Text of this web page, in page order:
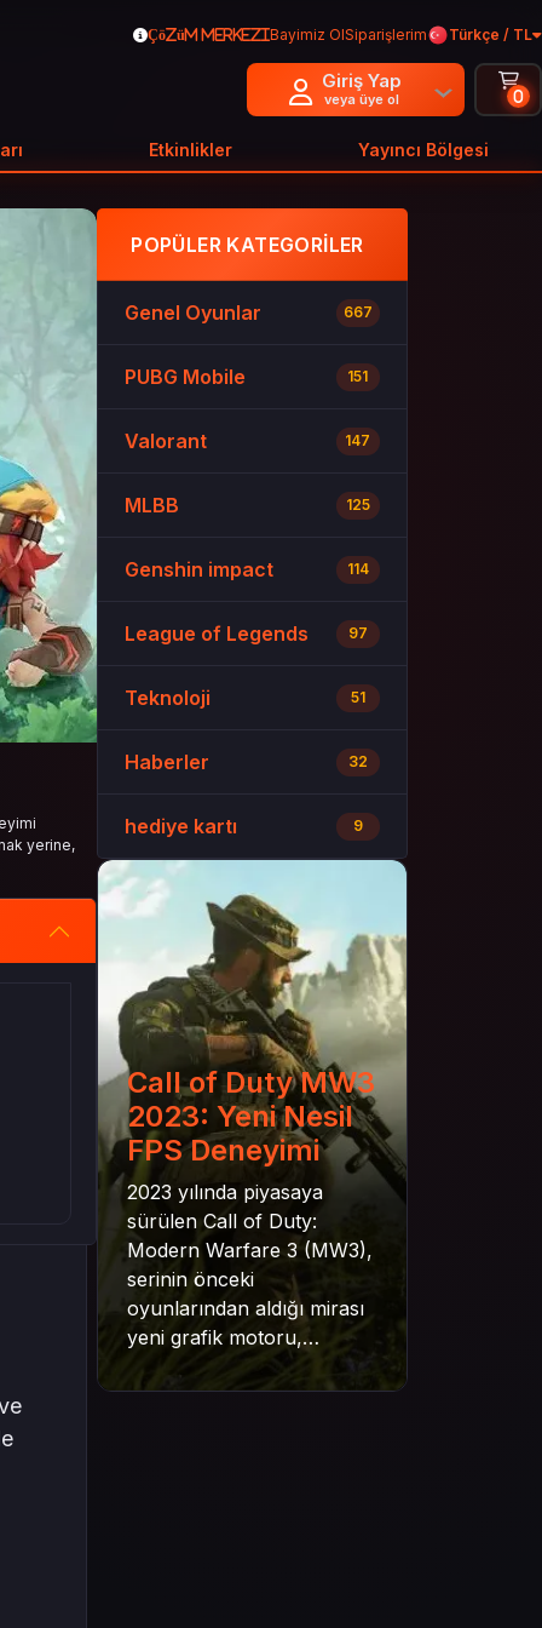
Çözüm MerkeziBayimiz OlSiparişlerim Türkçe / TL
Giriş Yap
veya üye ol 0
Etkinlikler Yayıncı Bölgesi
yerine,
POPÜLER KATEGORILER
Genel Oyunlar 667
PUBG Mobile 151
Valorant 147
MLBB 125
Genshin impact 114
League of Legends 97
Teknoloji 51
Haberler 32
hediye kartı 9
Call of Duty MW3
2023: Yeni Nesil
FPS Deneyimi
2023 yılında piyasaya
sürülen Call of Duty:
Modern Warfare 3 (MW3),
serinin önceki
oyunlarından aldığı mirası
yeni grafik motoru,
mekanik gelişimler ve daha
derin senaryo yapısıyla